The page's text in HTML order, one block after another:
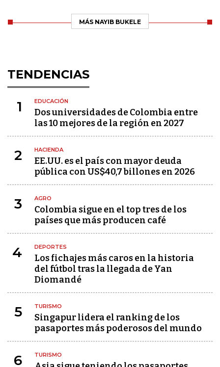
MÁS NAYIB BUKELE
TENDENCIAS
1 EDUCACIÓN
Dos universidades de Colombia entre
las 10 mejores de la región en 2027
2 HACIENDA
EE.UU. es el país con mayor deuda
pública con US$40,7 billones en 2026
3 AGRO
Colombia sigue en el top tres de los
países que más producen café
4 DEPORTES
Los fichajes más caros en la historia
del fútbol tras la llegada de Yan
Diomandé
5 TURISMO
Singapur lidera el ranking de los
pasaportes más poderosos del mundo
6 TURISMO